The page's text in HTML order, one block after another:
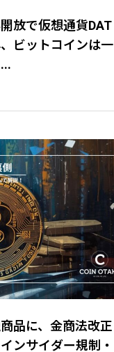
放で仮想通貨DAT
ビットコインは一
品に、金商法改正
ンサイダー規制・